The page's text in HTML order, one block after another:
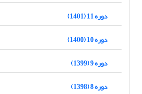
دوره 11 (1401)
دوره 10 (1400)
دوره 9 (1399)
دوره 8 (1398)